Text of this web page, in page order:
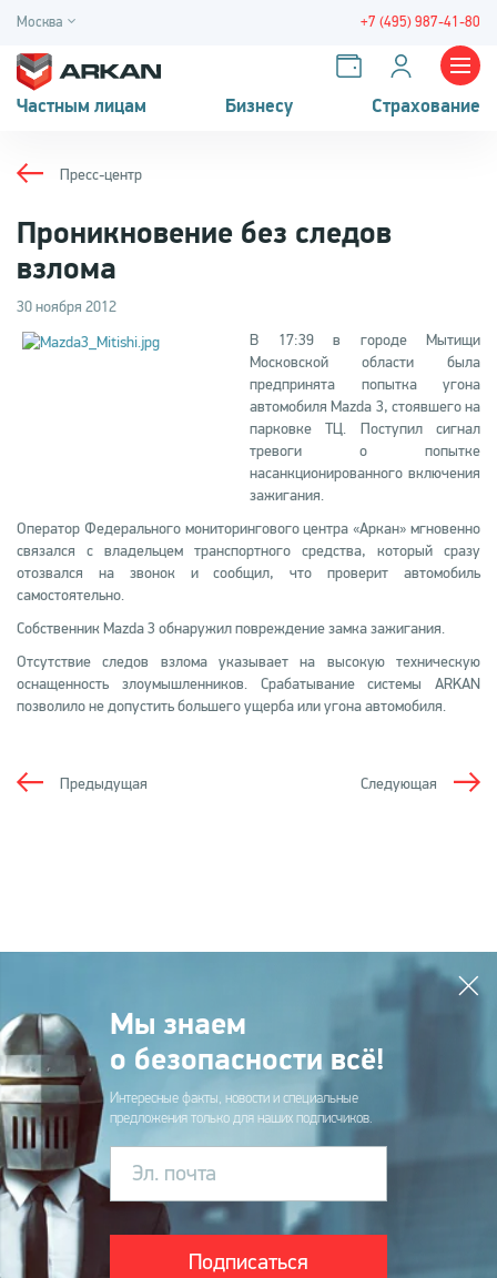
Москва +7 (495) 987-41-80
Частным лицам Бизнесу Страхование
Пресс-центр
Проникновение без следов
взлома
30 ноября 2012
В 17:39 в городе Мытищи
Московской области была
предпринята попытка угона
автомобиля Mazda 3, стоявшего на
парковке ТЦ. Поступил сигнал
тревоги о попытке
насанкционированного включения
зажигания.
Оператор Федерального мониторингового центра «Аркан» мгновенно
связался с владельцем транспортного средства, который сразу
отозвался на звонок и сообщил, что проверит автомобиль
самостоятельно.
Собственник Mazda 3 обнаружил повреждение замка зажигания.
Отсутствие следов взлома указывает на высокую техническую
оснащенность злоумышленников. Срабатывание системы ARKAN
позволило не допустить большего ущерба или угона автомобиля.
Следующая
Предыдущая
Мы знаем
о безопасности всё!
Интересные факты, новости и специальные
предложения только для наших подписчиков.
Эл. почта
Подписаться